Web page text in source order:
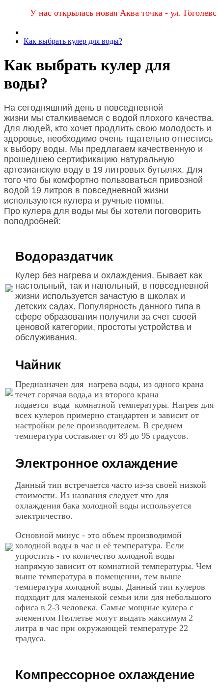
У нас открылась новая Аква точка - ул. Гоголевская,
Как выбрать кулер для воды?
Как выбрать кулер для
воды?
На сегодняшний день в повседневной
жизни мы сталкиваемся с водой плохого качества.
Для людей, кто хочет продлить свою молодость и
здоровье, необходимо очень тщательно отнестись
к выбору воды. Мы предлагаем качественную и
прошедшею сертификацию натуральную
артезианскую воду в 19 литровых бутылях. Для
того что бы комфортно пользоваться привозной
водой 19 литров в повседневной жизни
используются кулера и ручные помпы.
Про кулера для воды мы бы хотели поговорить
поподробней:
Водораздатчик
Кулер без нагрева и охлаждения. Бывает как
настольный, так и напольный, в повседневной
жизни используется зачастую в школах и
детских садах. Популярность данного типа в
сфере образования получили за счет своей
ценовой категории, простоты устройства и
обслуживания.
Чайник
Предназначен для нагрева воды, из одного крана
течет горячая вода,а из второго крана
подается вода комнатной температуры. Нагрев для
всех кулеров примерно стандартен и зависит от
настройки реле производителем. В среднем
температура составляет от 89 до 95 градусов.
Электронное охлаждение
Данный тип встречается часто из-за своей низкой
стоимости. Из названия следует что для
охлаждения бака холодной воды используется
электричество.
Основной минус - это объем производимой
холодной воды в час и её температура. Если
упростить - то количество холодной воды
напрямую зависит от комнатной температуры. Чем
выше температура в помещении, тем выше
температура холодной воды. Данный тип кулеров
подходит для маленькой семьи или для небольшого
офиса в 2-3 человека. Самые мощные кулера с
элементом Пеллетье могут выдать максимум 2
литра в час при окружающей температуре 22
градуса.
Компрессорное охлаждение